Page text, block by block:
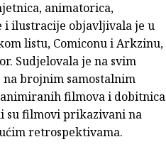
animatorica,
ilustracije objavljivala je u
listu, Comiconu i Arkzinu,
Sudjelovala je na svim
brojnim samostalnim
filmova i dobitnica
su filmovi prikazivani na
retrospektivama.